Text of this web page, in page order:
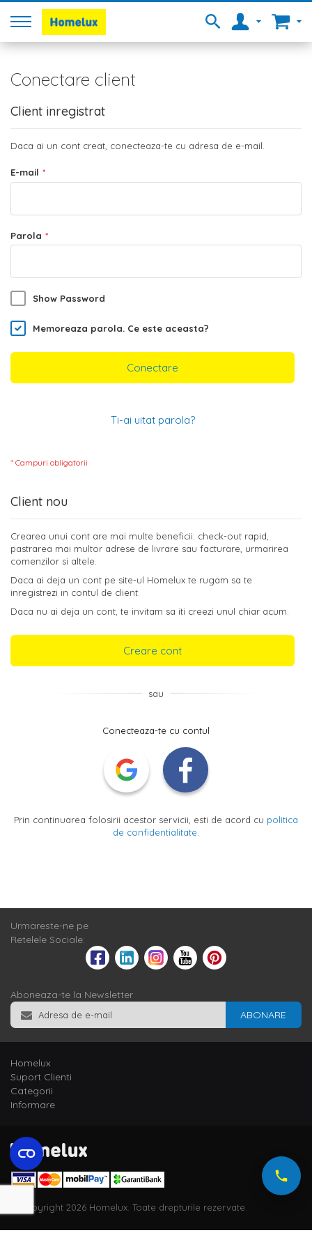
Conectare client
Client inregistrat
Daca ai un cont creat, conecteaza-te cu adresa de e-mail.
E-mail
Parola
Show Password
Memoreaza parola. Ce este aceasta?
Conectare
Ti-ai uitat parola?
Client nou
Crearea unui cont are mai multe beneficii: check-out rapid,
pastrarea mai multor adrese de livrare sau facturare, urmarirea
comenzilor si altele.
Daca ai deja un cont pe site-ul Homelux te rugam sa te
inregistrezi in contul de client.
Daca nu ai deja un cont, te invitam sa iti creezi unul chiar acum.
Creare cont
sau
Conecteaza-te cu contul
Prin continuarea folosirii acestor servicii, esti de acord cu politica
de confidentialitate
Urmareste-ne pe
Retelele Sociale:
Aboneaza-te la Newsletter
ABONARE
Homelux
Suport Clienti
Categorii
Informare
© Copyright 2026 Homelux. Toate drepturile rezervate.